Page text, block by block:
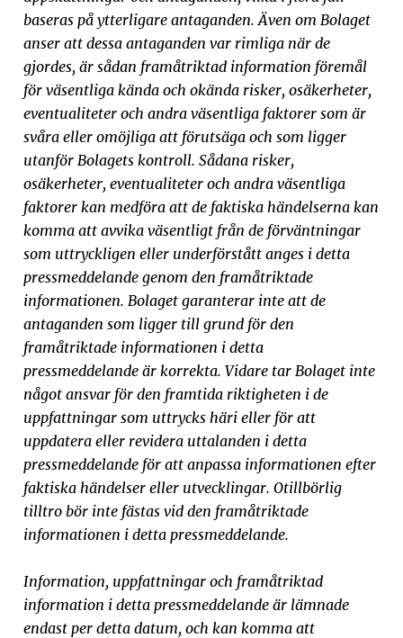
baseras på ytterligare antaganden. Även om Bolaget
anser att dessa antaganden var rimliga när de
gjordes, är sådan framåtriktad information föremål
för väsentliga kända och okända risker, osäkerheter,
eventualiteter och andra väsentliga faktorer som är
svåra eller omöjliga att förutsäga och som ligger
utanför Bolagets kontroll. Sådana risker,
osäkerheter, eventualiteter och andra väsentliga
faktorer kan medföra att de faktiska händelserna kan
komma att avvika väsentligt från de förväntningar
som uttryckligen eller underförstått anges i detta
pressmeddelande genom den framåtriktade
informationen. Bolaget garanterar inte att de
antaganden som ligger till grund för den
framåtriktade informationen i detta
pressmeddelande är korrekta. Vidare tar Bolaget inte
något ansvar för den framtida riktigheten i de
uppfattningar som uttrycks häri eller för att
uppdatera eller revidera uttalanden i detta
pressmeddelande för att anpassa informationen efter
faktiska händelser eller utvecklingar. Otillbörlig
tilltro bör inte fästas vid den framåtriktade
informationen i detta pressmeddelande.
Information, uppfattningar och framåtriktad
information i detta pressmeddelande är lämnade
endast per detta datum, och kan komma att